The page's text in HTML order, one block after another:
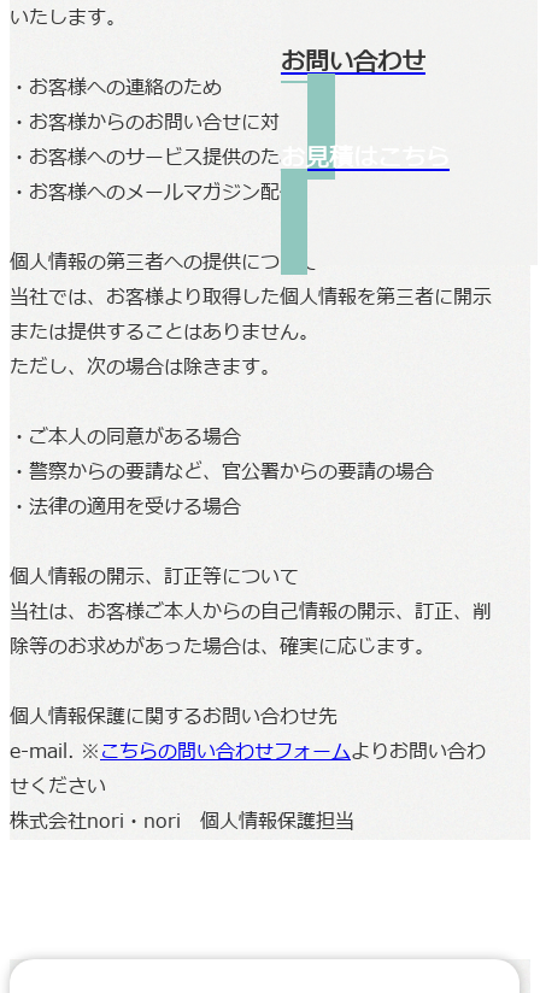
お問い合わせ
お見積はこちら
いたします。
・お客様への連絡のため
・お客様からのお問い合せに対する回答のため
・お客様へのサービス提供のため
・お客様へのメールマガジン配信のため
個人情報の第三者への提供について
当社では、お客様より取得した個人情報を第三者に開示
または提供することはありません。
ただし、次の場合は除きます。
・ご本人の同意がある場合
・警察からの要請など、官公署からの要請の場合
・法律の適用を受ける場合
個人情報の開示、訂正等について
当社は、お客様ご本人からの自己情報の開示、訂正、削
除等のお求めがあった場合は、確実に応じます。
個人情報保護に関するお問い合わせ先
e-mail. ※こちらの問い合わせフォームよりお問い合わ
せください
株式会社nori・nori 個人情報保護担当